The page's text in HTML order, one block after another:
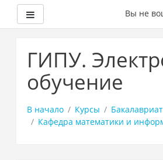
содержанию
Вы не
ГИПУ.
обучение
В начало Курсы
Бакалавриат
Кафедра математики и